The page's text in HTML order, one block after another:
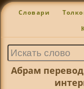
Словари
Абрам